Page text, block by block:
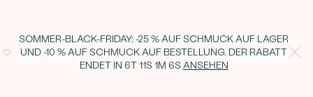
SOMMER-BLACK-FRIDAY: -25 % AUF SCHMUCK AUF LAGER
UND -10 % AUF SCHMUCK AUF BESTELLUNG. DER RABATT
ENDET IN 6T 11S 1M 5S ANSEHEN